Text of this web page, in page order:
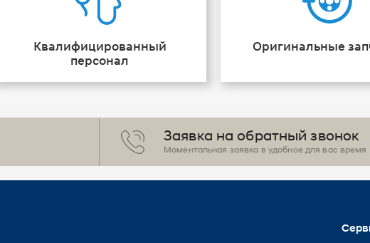
Квалифицированный
персонал
Оригинальные
Заявка на обратный звонок
Моментальная заявка в удобное для вас время